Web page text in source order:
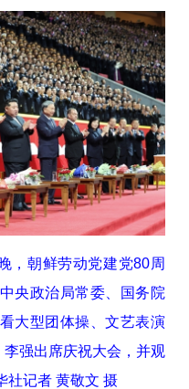
，朝鲜劳动党建党80周
央政治局常委、国务院
大型团体操、文艺表演
强出席庆祝大会，并观
社记者 黄敬文 摄